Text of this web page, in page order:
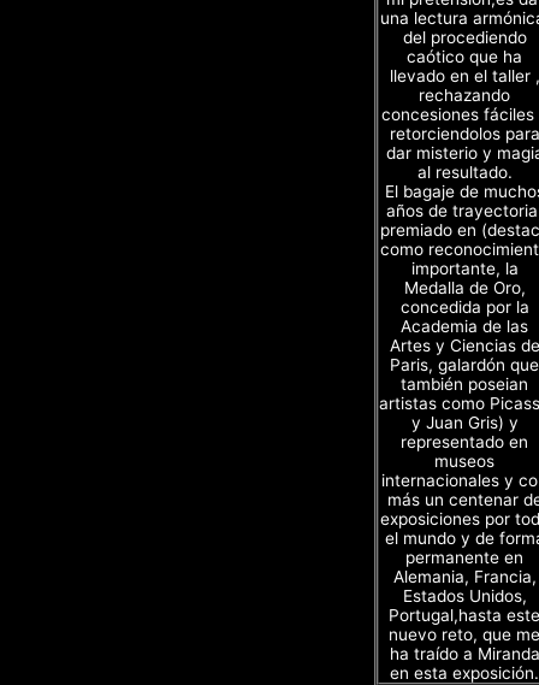
una lectura
del procediendo
caótico que ha
llevado en el taller ,
rechazando
concesiones fáciles
retorciendolos para
dar misterio y
al resultado.
El bagaje de
años de
premiado en
como
importante, la
Medalla de Oro,
concedida por la
Academia de las
Artes y Ciencias de
Paris, galardón que
también poseian
artistas como
y Juan Gris) y
representado en
museos
internacionales y
más un centenar
exposiciones por
el mundo y de
permanente en
Alemania, Francia,
Estados Unidos,
Portugal,hasta este
nuevo reto, que me
ha traído a Miranda
en esta exposición.